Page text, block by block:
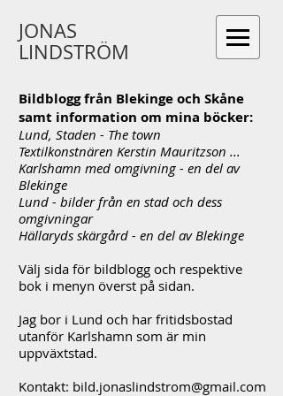
JONAS
LINDSTRÖM
Bildblogg från Blekinge och Skåne
samt information om mina böcker:
Lund, Staden - The town
Textilkonstnären Kerstin Mauritzson ...
Karlshamn med omgivning - en del av
Blekinge
Lund - bilder från en stad och dess
omgivningar
Hällaryds skärgård - en del av Blekinge
Välj sida för bildblogg och respektive
bok i menyn överst på sidan.
Jag bor i Lund och har fritidsbostad
utanför Karlshamn som är min
uppväxtstad.
Kontakt: bild.jonaslindstrom@gmail.com